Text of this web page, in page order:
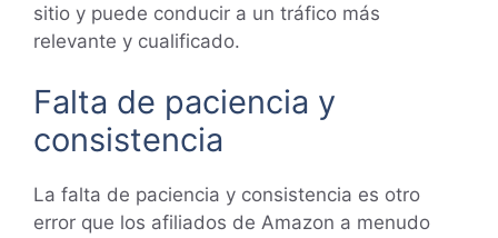
sitio y puede conducir a un tráfico más
relevante y cualificado.
Falta de paciencia y
consistencia
La falta de paciencia y consistencia es otro
error que los afiliados de Amazon a menudo